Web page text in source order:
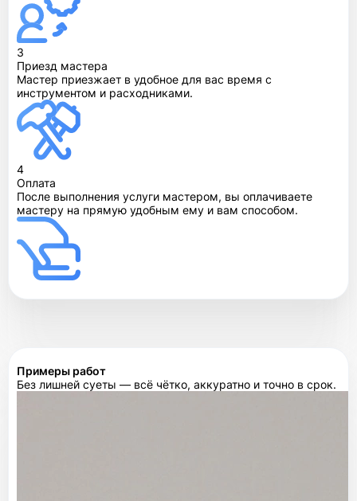
3
Приезд мастера
Мастер приезжает в удобное для вас время с
инструментом и расходниками.
4
Оплата
После выполнения услуги мастером, вы оплачиваете
мастеру на прямую удобным ему и вам способом.
Примеры работ
Без лишней суеты — всё чётко, аккуратно и точно в срок.